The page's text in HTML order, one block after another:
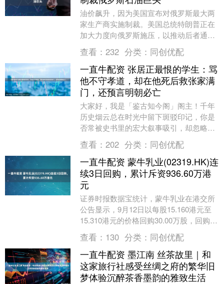
油价飙升，因为美国宣布对俄罗斯最大两
家生产商实施制裁。美国总统特朗普正在
加大力度向俄罗斯施压，以推动后者通过
谈判结束与乌克兰的战争。 布伦特原油一
度上涨2.9%....
查看： 232 分类： 同创优配
一直牛配资 张居正最恨的学生：骂
他不守孝道，却在他死后救张家满
门，还预言明朝必亡
大家好，我是「鉴古知今阁」阁主！千年
历史烟云总在时光中留下斑驳印记，你是
否常被史书里的宏大叙事吸引，却忽略了
尘埃里藏着的真实心跳？在这里，我会用
显微镜般的考据剖....
查看： 202 分类： 同创优配
一直牛配资 蒙牛乳业(02319.HK)连
续3日回购，累计斥资936.60万港
元
证券时报数据宝统计，蒙牛乳业在港交所
公告显示，9月12日以每股15.160港元至
15.310港元的价格回购30.00万股，回购金
额达456.77万港元。该股当日....
查看： 130 分类： 同创优配
一直牛配资 墨江南 丝茶故里｜和
这家旅行社感受丝绸之府的繁华旧
梦体验沉醉茶香墨韵的雅致生活